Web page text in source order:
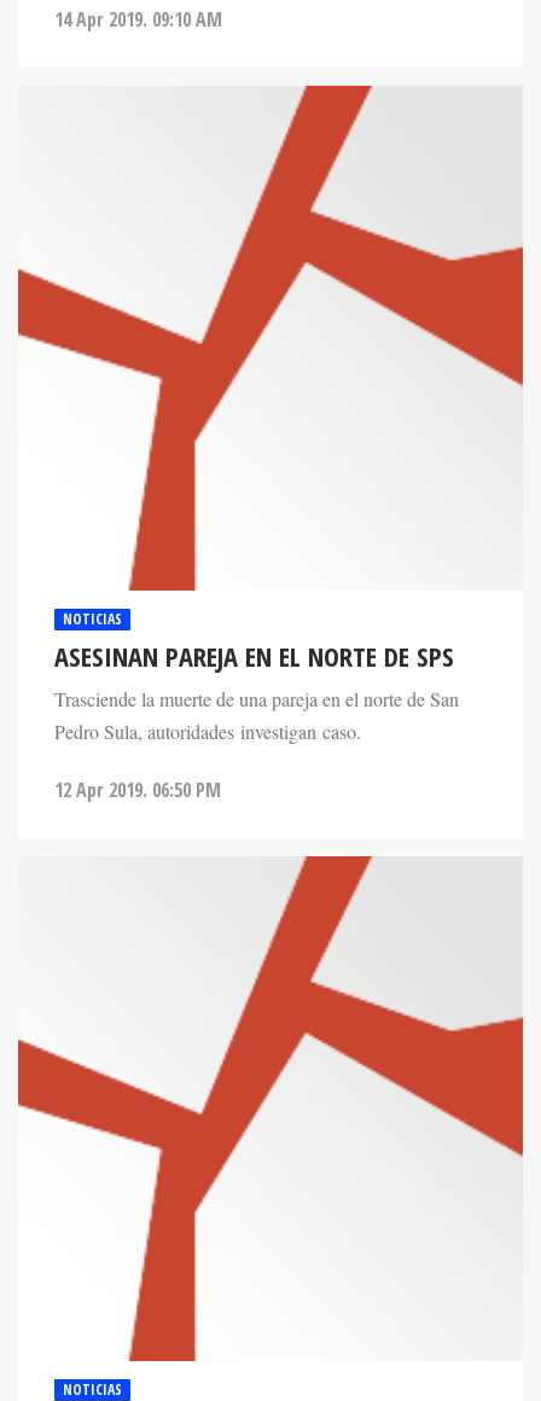
14 Apr 2019. 09:10 AM
NOTICIAS
ASESINAN PAREJA EN EL NORTE DE SPS
Trasciende la muerte de una pareja en el norte de San
Pedro Sula, autoridades investigan caso.
12 Apr 2019. 06:50 PM
NOTICIAS